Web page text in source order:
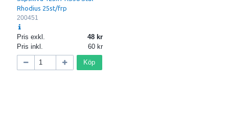
Rhodius 25st/frp
200451
Pris exkl.
48
Pris inkl.
60
Köp